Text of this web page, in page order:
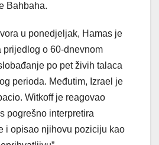
Bahbaha.
u ponedjeljak, Hamas je
prijedlog o 60-dnevnom
po pet živih talaca
perioda. Međutim, Izrael je
Witkoff je reagovao
pogrešno interpretira
i opisao njihovu poziciju kao